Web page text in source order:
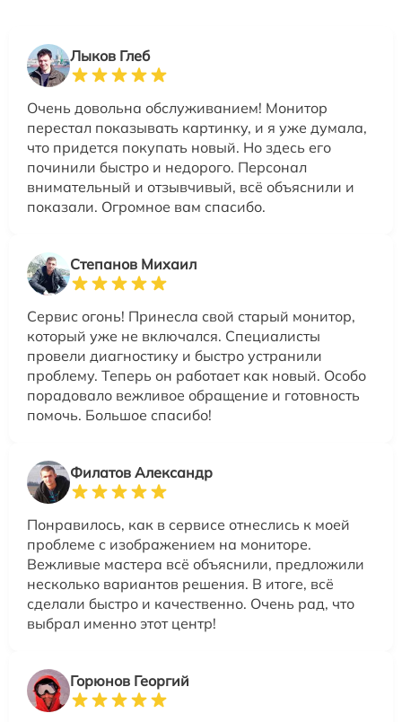
Лыков Глеб
Очень довольна обслуживанием! Монитор
перестал показывать картинку, и я уже думала,
что придется покупать новый. Но здесь его
починили быстро и недорого. Персонал
внимательный и отзывчивый, всё объяснили и
показали. Огромное вам спасибо.
Степанов Михаил
Сервис огонь! Принесла свой старый монитор,
который уже не включался. Специалисты
провели диагностику и быстро устранили
проблему. Теперь он работает как новый. Особо
порадовало вежливое обращение и готовность
помочь. Большое спасибо!
Филатов Александр
Понравилось, как в сервисе отнеслись к моей
проблеме с изображением на мониторе.
Вежливые мастера всё объяснили, предложили
несколько вариантов решения. В итоге, всё
сделали быстро и качественно. Очень рад, что
выбрал именно этот центр!
Горюнов Георгий